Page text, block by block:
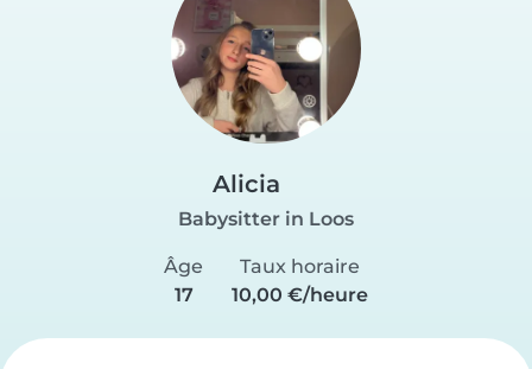
Alicia
Babysitter in Loos
Âge
17
Taux horaire
10,00 €/heure